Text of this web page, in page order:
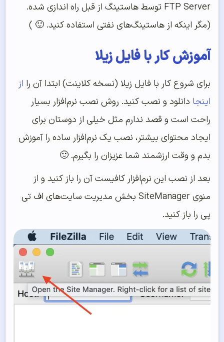
FTP Server توسط هاستینگ از قبل راه اندازی شده.
(مگر اینکه از هاستینگ‌های نفتی استفاده کنید. 🙂 )
آموزش کار با فایل زیلا
برای شروع کار با فایل زیلا (نسخه کلاینت) ابتدا آن را از
اینجا دانلود و نصب کنید. روش نصب نرم‌افزار بسیار
راحت است و قصد ندارم مثل خیلی از دوستان برای
ایجاد محتوای بیشتر، نصب یک نرم‌افزار ساده را آموزش
بدم و وقت ارزشمند شما عزیزان را بگیرم. 🙂
بعد از نصب این نرم‌افزار کافیست آن را باز کنید و از
منوی SiteManager بخش مدیریت سایت‌های اف تی
پی را باز کنید.